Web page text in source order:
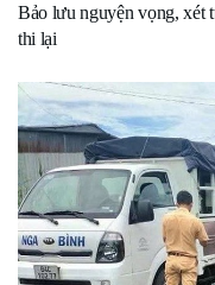
Bảo lưu nguyện vọng, xét
thi lại